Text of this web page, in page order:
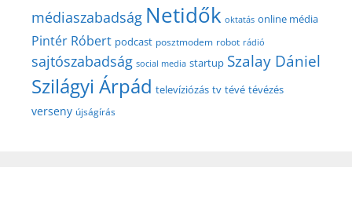
médiaszabadság Netidők oktatás online média
Pintér Róbert podcast posztmodem robot rádió
sajtószabadság social media startup Szalay Dániel
Szilágyi Árpád televíziózás tv tévé tévézés
verseny újságírás